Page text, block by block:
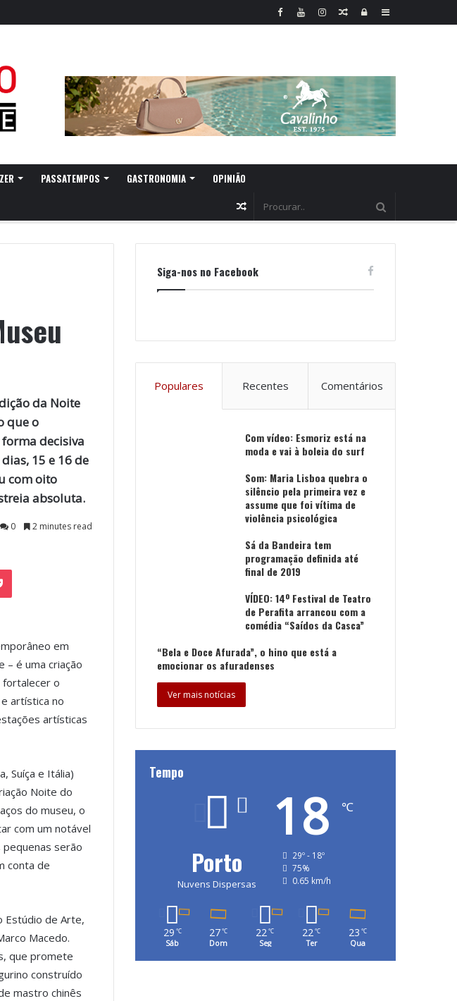
Sidebar
Log
Random
PASSATEMPOS GASTRONOMIA OPINIÃO
Random
da Noite
que o
decisiva
15 e 16 de
com oito
absoluta.
0
2 minutes read
em
– é uma criação
fortalecer o
artística no
artísticas
Suíça e Itália)
Noite do
do museu, o
com um notável
serão
conta de
Estúdio de Arte,
Macedo.
que promete
construído
mastro chinês
Siga-nos no Facebook
Populares Recentes Comentários
Com vídeo: Esmoriz está na
moda e vai à boleia do surf
Som: Maria Lisboa quebra o
silêncio pela primeira vez e
assume que foi vítima de
violência psicológica
Sá da Bandeira tem
programação definida até
final de 2019
VÍDEO: 14º Festival de Teatro
de Perafita arrancou com a
comédia “Saídos da Casca”
“Bela e Doce Afurada”, o hino que está a
emocionar os afuradenses
Ver mais notícias
Tempo
Porto
Nuvens Dispersas
18 ℃
29º - 18º
75%
0.65 km/h
29 ℃
Sáb
27℃
Dom
22℃
Seg
22℃
Ter
23 ℃
Qua